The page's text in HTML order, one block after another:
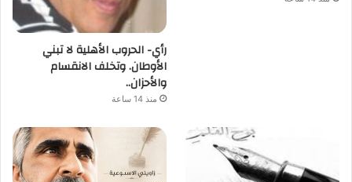
رأي- الحروب الأهلية لا تبني
الأوطان. وتخلف الانقسام
والأحزان..
منذ 14 ساعة